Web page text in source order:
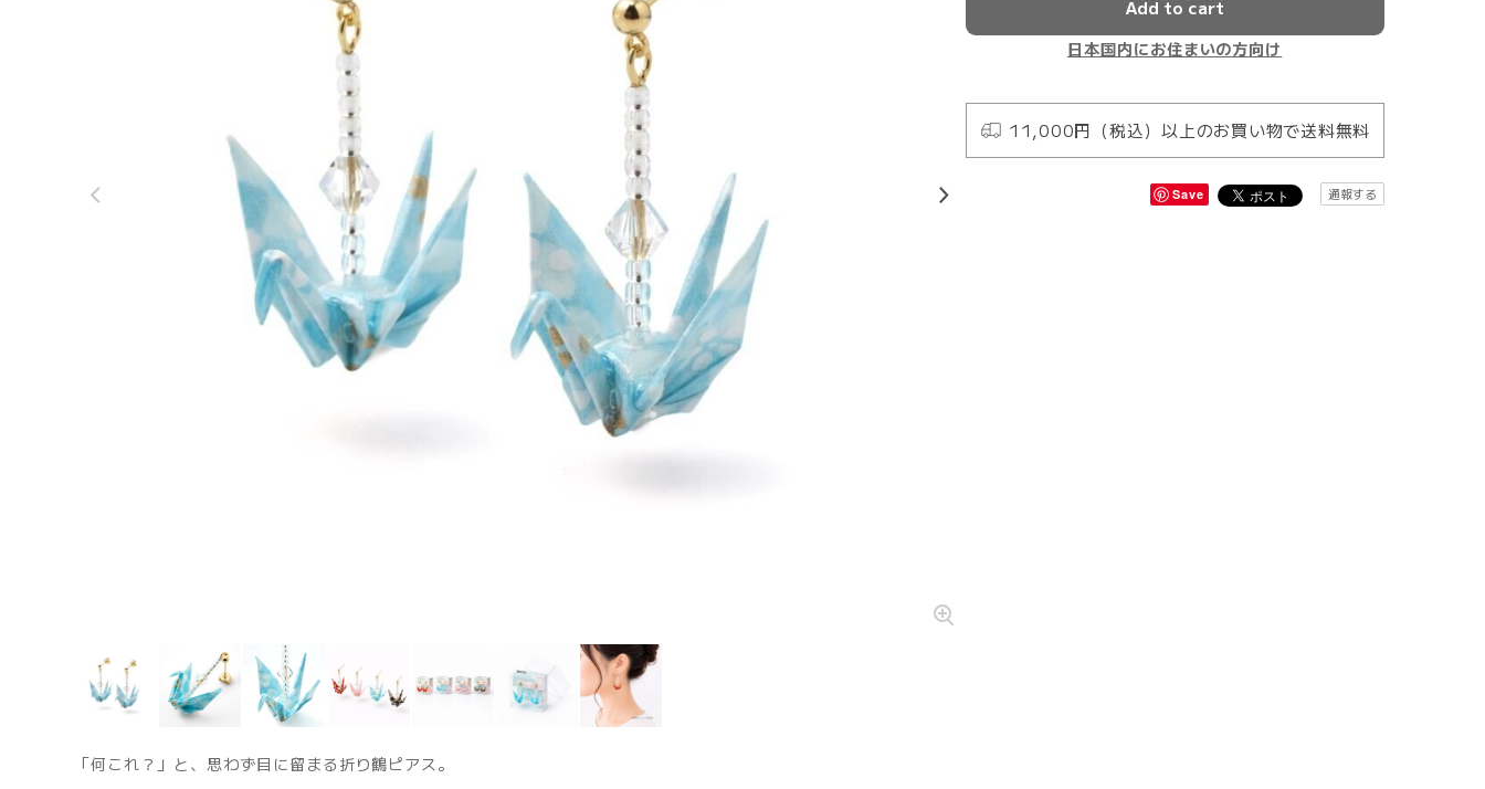
「何これ？」と、思わず目に留まる折り鶴ピアス。
Add to cart
日本国内にお住まいの方向け
11,000円（税込）以上のお買い物で送料無料
Save 通報する